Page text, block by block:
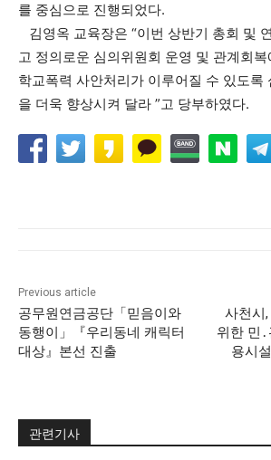
를 중심으로 진행되었다.
김영옥 교육장은 “이번 상반기 총회 및
고 정의로운 심의위원회 운영 및 관계회
학교폭력 사안처리가 이루어질 수 있도록
을 더욱 향상시켜 달라 ”고 당부하였다.
Previous article
공무원연금공단「믿음이와
동행이」『우리동네 캐릭터
대상』본선 진출
사천시
위한 민
용시
관련기사